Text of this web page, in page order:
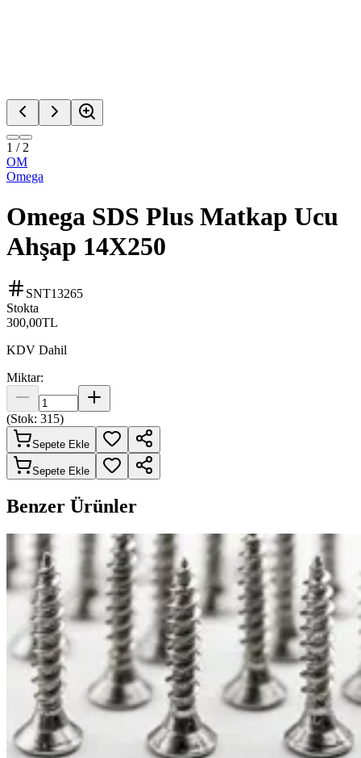
1 / 2
OM
Omega
Omega SDS Plus Matkap Ucu
Ahşap 14X250
SNT13265
Stokta
300,00TL
KDV Dahil
Miktar:
(Stok: 315)
Sepete Ekle
Sepete Ekle
Benzer Ürünler